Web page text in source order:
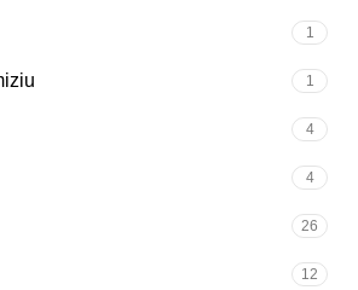
1
1
4
4
26
12